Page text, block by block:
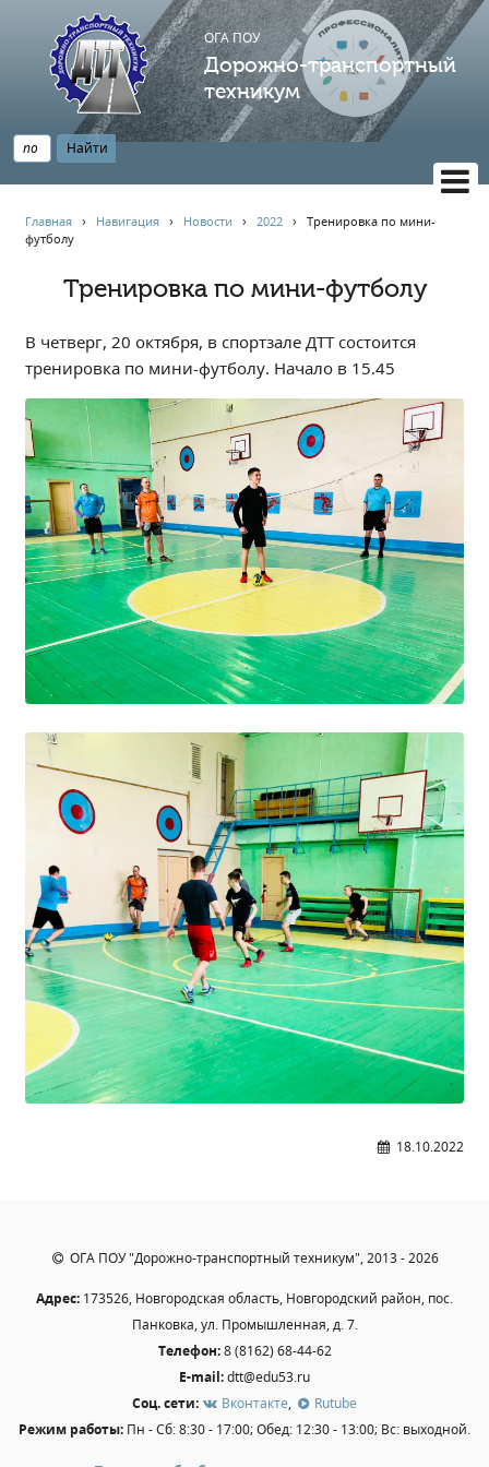
ОГА ПОУ
Дорожно-транспортный
техникум
НАВИГАЦИЯ
Главная
АБИТУРИЕНТУ
Опрос по качеству образования
Новости
Наблюдательный совет
Информация
Независимая оценка качества
Профориентация
Обращения онлайн
Контакты
Региональный центр по профилактике ДДТТ
Учебно-производственный комплекс
Центр карьеры
Противодействие коррупции
Всероссийское чемпионатное движение
Региональная инновационная площадка
СВЕДЕНИЯ ОБ ОБРАЗОВАТЕЛЬНОЙ ОРГАНИЗАЦИИ
Основные сведения
Структура и органы управления образовательной
организацией
Документы
Образование
Образовательные стандарты и требования
Руководство
Педагогический состав
оснащенность образовательного процесса.
Финансово-хозяйственная деятельность
Вакантные места для приёма (перевода)
Международное сотрудничество
Организация питания в образовательной
УЧЕБНАЯ РАБОТА
Главная › Навигация › Новости ›2022 ›Тренировка по мини-
футболу
Тренировка по мини-футболу
В четверг, 20 октября, в спортзале ДТТ состоится
тренировка по мини-футболу. Начало в 15.45
18.10.2022
ОГА ПОУ "Дорожно-транспортный техникум", 2013 - 2026
Адрес: 173526, Новгородская область, Новгородский район, пос.
Панковка, ул. Промышленная, д. 7.
Телефон:8 (8162) 68-44-62
E-mail:dtt@edu53.ru
Соц. сети:
Вконтакте,
Rutube
Режим работы: Пн - Сб: 8:30 - 17:00; Обед: 12:30 - 13:00; Вс: выходной.